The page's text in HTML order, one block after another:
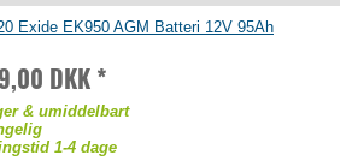
Exide EK950 AGM Batteri 12V 95Ah
DKK *
& umiddelbart
1-4 dage